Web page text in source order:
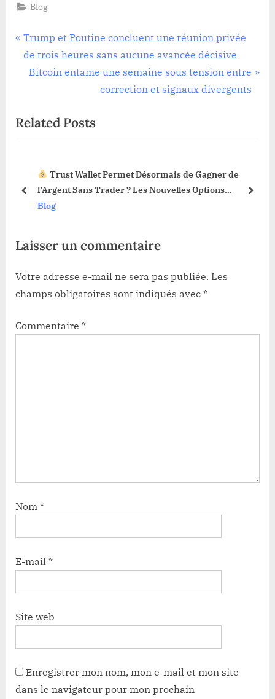
Blog
Navigation
de
P
r
o
u
o
:
Trump et Poutine concluent une réunion privée
de trois heures sans aucune avancée décisive
N
t
P
Bitcoin entame une semaine sous tension entre
correction et signaux divergents
Related Posts
Trust Wallet Permet Désormais de Gagner de
l’Argent Sans Trader ? Les Nouvelles Options
Dévoilées !
Blog
prev next
Laisser un commentaire
Votre adresse e-mail ne sera pas publiée. Les
champs obligatoires sont indiqués avec *
Commentaire *
Nom *
E-mail *
Site web
Enregistrer mon nom, mon e-mail et mon site
dans le navigateur pour mon prochain